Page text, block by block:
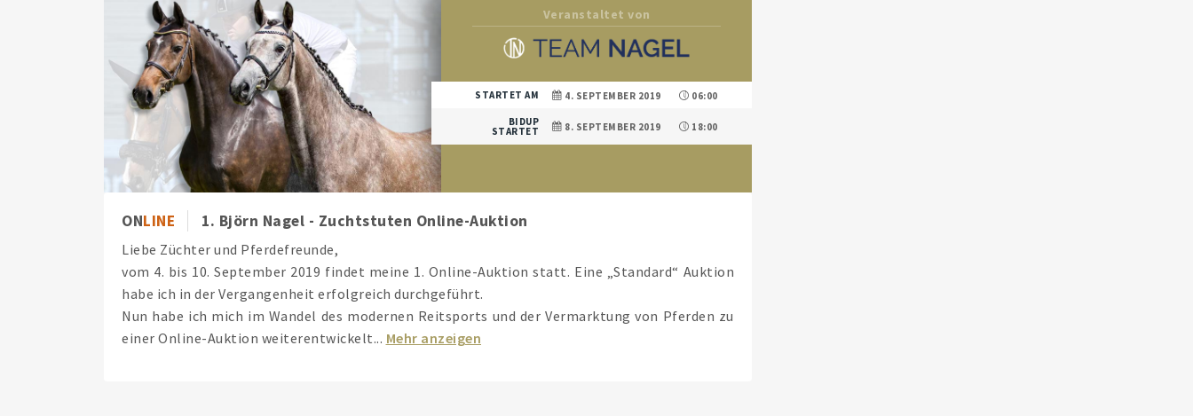
Veranstaltet von
STARTET AM 4. SEPTEMBER 2019 06:00
BIDUP
STARTET 8. SEPTEMBER 2019 18:00
ONLINE 1. Björn Nagel - Zuchtstuten Online-Auktion
Liebe Züchter und Pferdefreunde,
vom 4. bis 10. September 2019 findet meine 1. Online-Auktion statt. Eine „Standard“ Auktion
habe ich in der Vergangenheit erfolgreich durchgeführt.
Nun habe ich mich im Wandel des modernen Reitsports und der Vermarktung von Pferden zu
einer Online-Auktion weiterentwickelt... Mehr anzeigen